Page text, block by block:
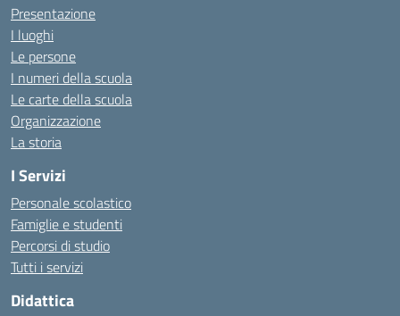
Presentazione
I luoghi
Le persone
I numeri della scuola
Le carte della scuola
Organizzazione
La storia
I Servizi
Personale scolastico
Famiglie e studenti
Percorsi di studio
Tutti i servizi
Didattica